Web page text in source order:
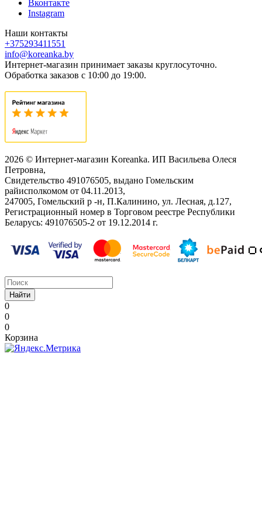
Вконтакте
Instagram
Наши контакты
+375293411551
info@koreanka.by
Интернет-магазин принимает заказы круглосуточно.
Обработка заказов с 10:00 до 19:00.
2026 © Интернет-магазин Koreanka. ИП Васильева Олеся
Петровна,
Свидетельство ‎491076505, выдано Гомельским
райисполкомом от 04.11.2013,
247005, Гомельский р -н, П.Калинино, ул. Лесная, д.127,
Регистрационный номер в Торговом реестре Республики
Беларусь: ‎491076505-2 от 19.12.2014 г.
Найти
0
0
0
Корзина